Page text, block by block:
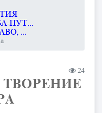
ПУТ...
...
24